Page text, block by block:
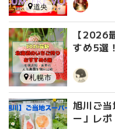
道央
【2026
すめ5選
札幌市
旭川ご
ー」レ